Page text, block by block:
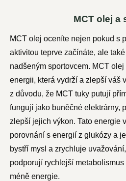
MCT olej a
MCT olej oceníte nejen pokud s
aktivitou teprve začínáte, ale
nadšeným sportovcem. MCT
energii, která vydrží a zlepší váš
z důvodu, že MCT tuky putují
fungují jako buněčné elektrárny,
zlepší jejich výkon. Tato energie
porovnání s energií z glukózy a
bystří mysl a zrychluje
podporují rychlejší
méně energie.